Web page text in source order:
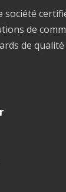
société
de
de